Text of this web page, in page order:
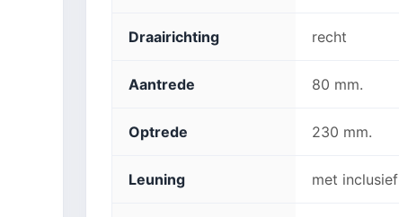
Draairichting recht
Aantrede 80 mm.
Optrede 230 mm.
Leuning met inclusief